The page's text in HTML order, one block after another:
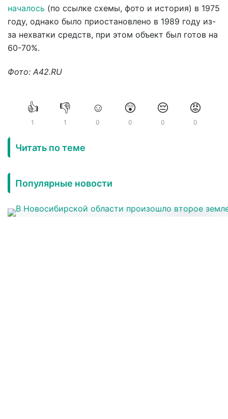
началось (по ссылке схемы, фото и история) в 1975
году, однако было приостановлено в 1989 году из-
за нехватки средств, при этом объект был готов на
60-70%.
Фото: A42.RU
👍
1
👎
1
☺️
0
😲
0
😔
0
😡
0
Читать по теме
Популярные новости